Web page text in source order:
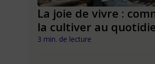
La joie de vivre :
la cultiver au
3 min. de lecture